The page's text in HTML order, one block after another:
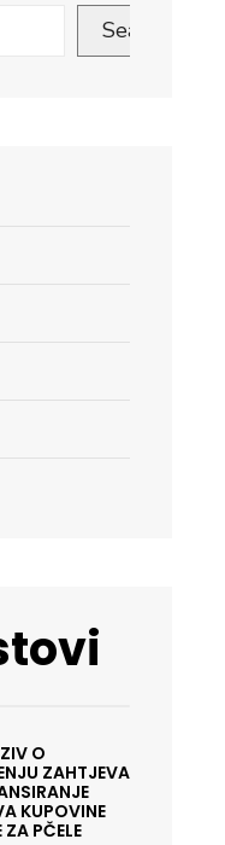
HasanovićaSearch
O
ZAHTJEVA
KUPOVINE
ZA PČELE